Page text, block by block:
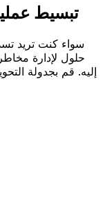
تبسيط
سواء كنت تريد
حلول لإدارة